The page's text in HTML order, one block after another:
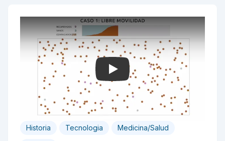
Play
Historia Tecnologia Medicina/Salud